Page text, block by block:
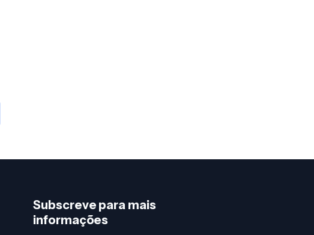
Subscreve para mais
informações